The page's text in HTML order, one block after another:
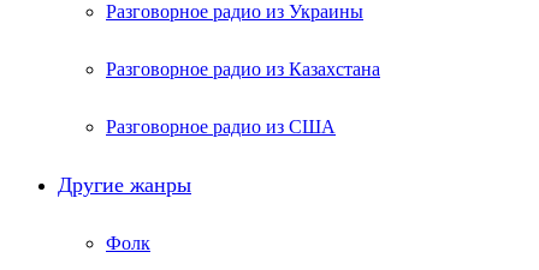
Разговорное радио из Украины
Разговорное радио из Казахстана
Разговорное радио из США
Другие жанры
Фолк